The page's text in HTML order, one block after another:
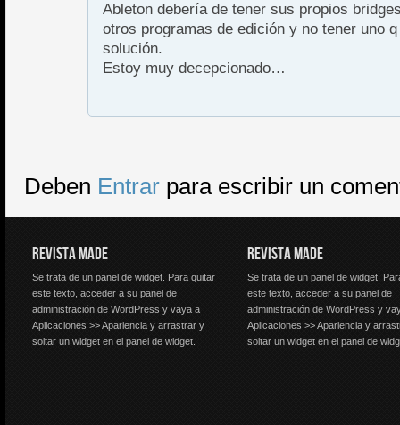
Ableton debería de tener sus propios
otros programas de edición y no tener uno
solución.
Estoy muy decepcionado…
Deben Entrar para escribir un
REVISTA MADE
Se trata de un panel de widget. Para quitar
este texto, acceder a su panel de
administración de WordPress y vaya a
Aplicaciones >> Apariencia y arrastrar y
soltar un widget en el panel de widget.
REVISTA MADE
Se trata de un panel de widget.
este texto, acceder a su panel de
administración de WordPress y
Aplicaciones >> Apariencia y
soltar un widget en el panel de